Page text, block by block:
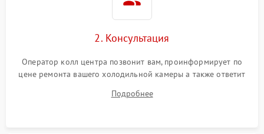
2. Консультация
Оператор колл центра позвонит вам, проинформирует по
цене ремонта вашего холодильной камеры а также ответит
Подробнее